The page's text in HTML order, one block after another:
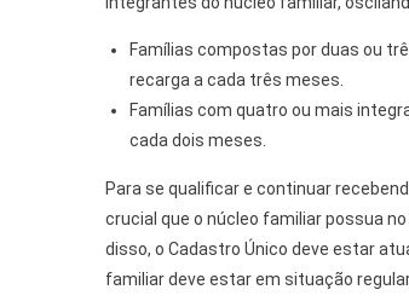
Famílias compostas por duas ou
recarga a cada três meses.
Famílias com quatro ou mais
cada dois meses.
Para se qualificar e continuar
crucial que o núcleo familiar possua
disso, o Cadastro Único deve estar
familiar deve estar em situação